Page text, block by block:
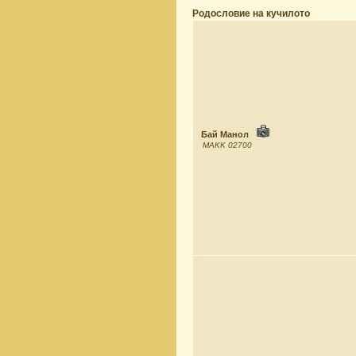
Родословиe на кучилото
Бай Манол
MAKK 02700